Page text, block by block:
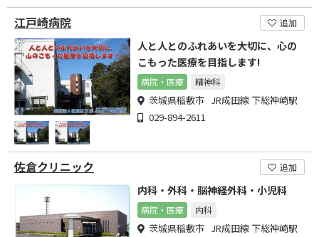
江戸崎病院 追加
人と人とのふれあいを大切に、心の
こもった医療を目指します!
病院・医療 精神科
茨城県稲敷市 JR成田線 下総神崎駅
029-894-2611
佐倉クリニック 追加
内科・外科・脳神経外科・小児科
病院・医療 内科
茨城県稲敷市 JR成田線 下総神崎駅